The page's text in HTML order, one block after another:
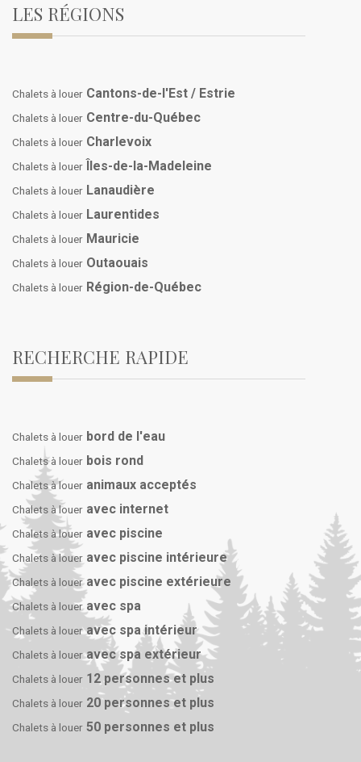
LES RÉGIONS
Chalets à louer Cantons-de-l'Est / Estrie
Chalets à louer Centre-du-Québec
Chalets à louer Charlevoix
Chalets à louer Îles-de-la-Madeleine
Chalets à louer Lanaudière
Chalets à louer Laurentides
Chalets à louer Mauricie
Chalets à louer Outaouais
Chalets à louer Région-de-Québec
RECHERCHE RAPIDE
Chalets à louer bord de l'eau
Chalets à louer bois rond
Chalets à louer animaux acceptés
Chalets à louer avec internet
Chalets à louer avec piscine
Chalets à louer avec piscine intérieure
Chalets à louer avec piscine extérieure
Chalets à louer avec spa
Chalets à louer avec spa intérieur
Chalets à louer avec spa extérieur
Chalets à louer 12 personnes et plus
Chalets à louer 20 personnes et plus
Chalets à louer 50 personnes et plus